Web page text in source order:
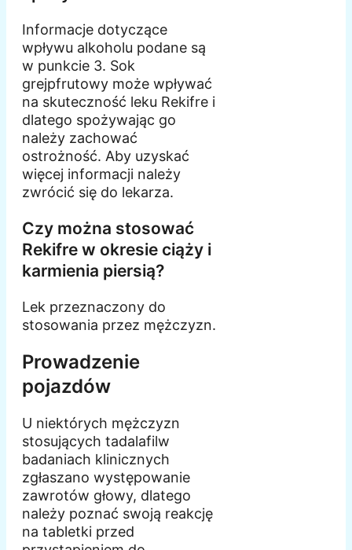
Informacje dotyczące
wpływu alkoholu podane są
w punkcie 3. Sok
grejpfrutowy może wpływać
na skuteczność leku Rekifre i
dlatego spożywając go
należy zachować
ostrożność. Aby uzyskać
więcej informacji należy
zwrócić się do lekarza.
Czy można stosować
Rekifre w okresie ciąży i
karmienia piersią?
Lek przeznaczony do
stosowania przez mężczyzn.
Prowadzenie
pojazdów
U niektórych mężczyzn
stosujących tadalafilw
badaniach klinicznych
zgłaszano występowanie
zawrotów głowy, dlatego
należy poznać swoją reakcję
na tabletki przed